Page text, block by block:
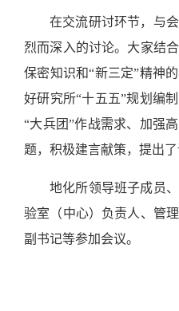
在交流研讨环节，与
烈而深入的讨论。大家结
保密知识和“新三定”精神
好研究所“十五五”规划编
“大兵团”作战需求、加强
题，积极建言献策，提出了
地化所领导班子成员
验室（中心）负责人、管
副书记等参加会议。